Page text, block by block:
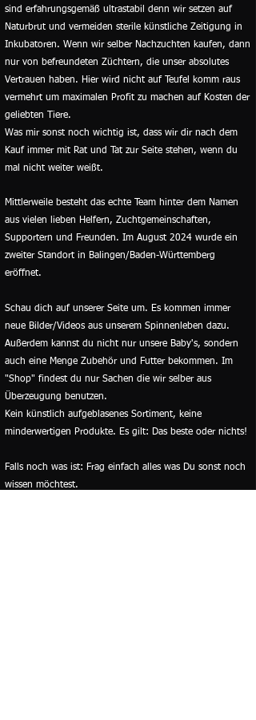
sind erfahrungsgemäß ultrastabil denn wir setzen auf
Naturbrut und vermeiden sterile künstliche Zeitigung in
Inkubatoren. Wenn wir selber Nachzuchten kaufen, dann
nur von befreundeten Züchtern, die unser absolutes
Vertrauen haben. Hier wird nicht auf Teufel komm raus
vermehrt um maximalen Profit zu machen auf Kosten der
geliebten Tiere.
Was mir sonst noch wichtig ist, dass wir dir nach dem
Kauf immer mit Rat und Tat zur Seite stehen, wenn du
mal nicht weiter weißt.
Mittlerweile besteht das echte Team hinter dem Namen
aus vielen lieben Helfern, Zuchtgemeinschaften,
Supportern und Freunden. Im August 2024 wurde ein
zweiter Standort in Balingen/Baden-Württemberg
eröffnet.
Schau dich auf unserer Seite um. Es kommen immer
neue Bilder/Videos aus unserem Spinnenleben dazu.
Außerdem kannst du nicht nur unsere Baby's, sondern
auch eine Menge Zubehör und Futter bekommen. Im
"Shop" findest du nur Sachen die wir selber aus
Überzeugung benutzen.
Kein künstlich aufgeblasenes Sortiment, keine
minderwertigen Produkte. Es gilt: Das beste oder nichts!
Falls noch was ist: Frag einfach alles was Du sonst noch
wissen möchtest.